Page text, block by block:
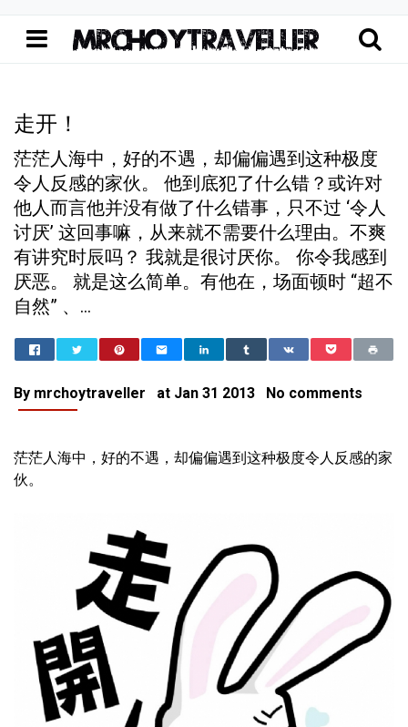
走开！
茫茫人海中，好的不遇，却偏偏遇到这种极度
令人反感的家伙。 他到底犯了什么错？或许对
他人而言他并没有做了什么错事，只不过 ‘令人
讨厌’ 这回事嘛，从来就不需要什么理由。不爽
有讲究时辰吗？ 我就是很讨厌你。 你令我感到
厌恶。 就是这么简单。有他在，场面顿时 “超不
自然” 、...
Home
封锁的心灵世界
走开！
By mrchoytraveller at Jan 31 2013 No comments
茫茫人海中，好的不遇，却偏偏遇到这种极度令人反感的家
伙。